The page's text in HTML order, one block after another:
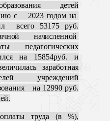
детей
с 2023 годом на
всего 53175руб.
начисленной
педагогических
на 15854руб. и
заработная
учреждений
на 12990 руб.
труда (в %),